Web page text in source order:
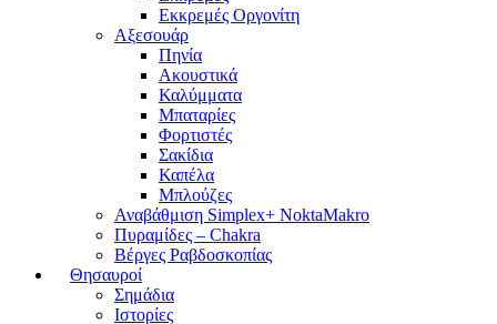
Εκκρεμές Οργονίτη
Αξεσουάρ
Πηνία
Ακουστικά
Καλύμματα
Μπαταρίες
Φορτιστές
Σακίδια
Καπέλα
Μπλούζες
Αναβάθμιση Simplex+ NoktaMakro
Πυραμίδες – Chakra
Βέργες Ραβδοσκοπίας
Θησαυροί
Σημάδια
Ιστορίες